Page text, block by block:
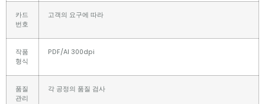
카드
번호
고객의 요구에 따라
작품
형식
PDF/AI 300dpi
품질
관리
각 공정의 품질 검사